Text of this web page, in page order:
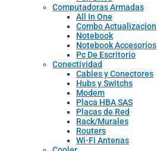
Computadoras Armadas
All In One
Combo Actualizacion
Notebook
Notebook Accesorios
Pc De Escritorio
Conectividad
Cables y Conectores
Hubs y Switchs
Modem
Placa HBA SAS
Placas de Red
Rack/Murales
Routers
Wi-Fi Antenas